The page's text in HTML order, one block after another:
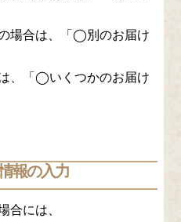
場合は、「◯別のお届け
、「◯いくつかのお届け
報の入力
合には、